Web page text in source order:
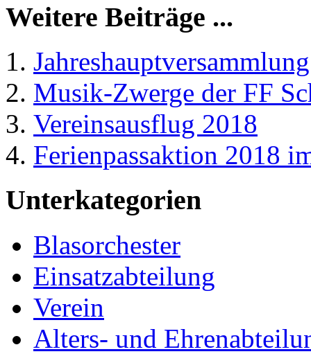
Weitere Beiträge ...
Musik-Zwerge der FF
Vereinsausflug 2018
Ferienpassaktion 2018
Unterkategorien
Blasorchester
Einsatzabteilung
Verein
Alters- und